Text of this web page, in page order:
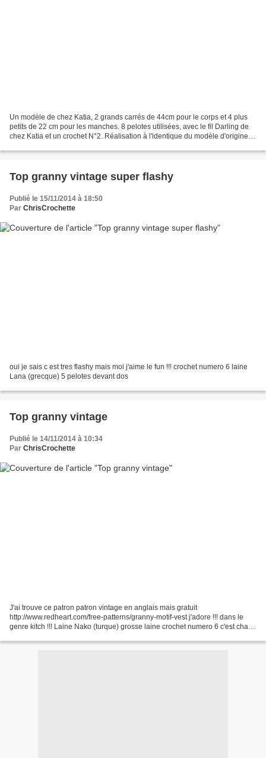
Un modèle de chez Katia, 2 grands carrés de 44cm pour le corps et 4 plus
petits de 22 cm pour les manches. 8 pelotes utilisées, avec le fil Darling de
chez Katia et un crochet N°2. Réalisation à l'identique du modèle d'origine
Top granny vintage super flashy
Publié le 15/11/2014 à 18:50
Par ChrisCrochette
oui je sais c est tres flashy mais moi j'aime le fun !!! crochet numero 6 laine
Lana (grecque) 5 pelotes devant dos
Top granny vintage
Publié le 14/11/2014 à 10:34
Par ChrisCrochette
J'ai trouve ce patron patron vintage en anglais mais gratuit
http://www.redheart.com/free-patterns/granny-motif-vest j'adore !!! dans le
genre kitch !!! Laine Nako (turque) grosse laine crochet numero 6 c'est chaud